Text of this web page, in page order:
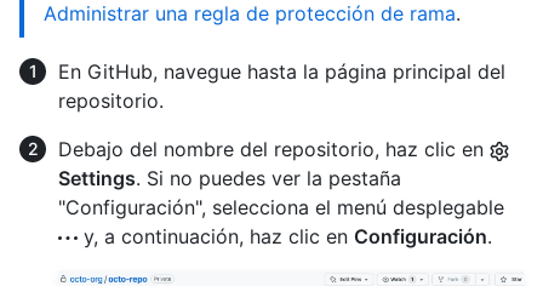
Administrar una regla de protección de rama.
En GitHub, navegue hasta la página principal del
repositorio.
Debajo del nombre del repositorio, haz clic en
Settings. Si no puedes ver la pestaña
"Configuración", selecciona el menú desplegable
y, a continuación, haz clic en Configuración.